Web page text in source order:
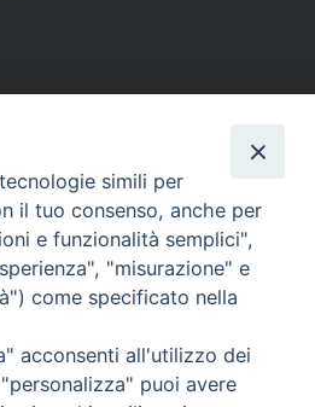
DI ALBANO
- Fax.: 06.9323844
al Venerdì Ore: 9:00 - 13:00
e Venerdì, Ore 9:30 - 12:30
simili per
il tuo consenso, anche per
e funzionalità semplici",
"misurazione" e
come specificato nella
acconsenti all'utilizzo dei
puoi avere